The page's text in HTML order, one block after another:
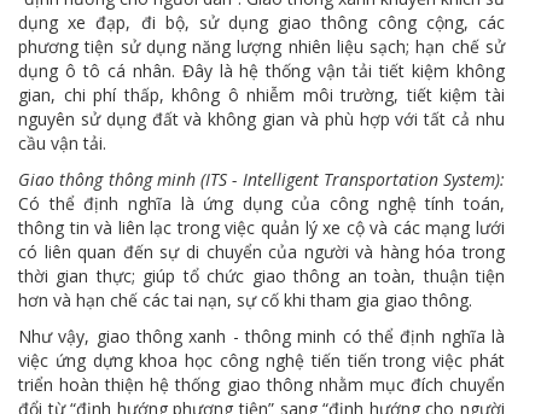
dụng xe đạp, đi bộ, sử dụng giao thông công cộng, các
phương tiện sử dụng năng lượng nhiên liệu sạch; hạn chế sử
dụng ô tô cá nhân. Đây là hệ thống vận tải tiết kiệm không
gian, chi phí thấp, không ô nhiễm môi trường, tiết kiệm tài
nguyên sử dụng đất và không gian và phù hợp với tất cả nhu
cầu vận tải.
Giao thông thông minh (ITS - Intelligent Transportation System):
Có thể định nghĩa là ứng dụng của công nghệ tính toán,
thông tin và liên lạc trong việc quản lý xe cộ và các mạng lưới
có liên quan đến sự di chuyển của người và hàng hóa trong
thời gian thực; giúp tổ chức giao thông an toàn, thuận tiện
hơn và hạn chế các tai nạn, sự cố khi tham gia giao thông.
Như vậy, giao thông xanh - thông minh có thể định nghĩa là
việc ứng dựng khoa học công nghệ tiến tiến trong việc phát
triển hoàn thiện hệ thống giao thông nhằm mục đích chuyển
đổi từ “định hướng phương tiện” sang “định hướng cho người